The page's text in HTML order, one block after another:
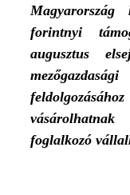
forintnyi
augusztus
feldolgozásához
foglalkozó